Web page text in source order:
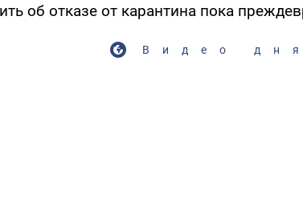
об отказе от карантина пока
Видео